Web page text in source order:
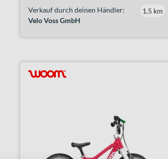
Verkauf durch deinen Händler:
Velo Voss GmbH
1.5 km